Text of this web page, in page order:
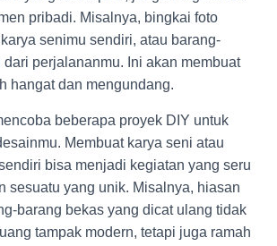
pribadi. Misalnya, bingkai foto
senimu sendiri, atau barang-
dari perjalananmu. Ini akan membuat
hangat dan mengundang.
beberapa proyek DIY untuk
Membuat karya seni atau
bisa menjadi kegiatan yang seru
sesuatu yang unik. Misalnya, hiasan
barang bekas yang dicat ulang tidak
tampak modern, tetapi juga ramah